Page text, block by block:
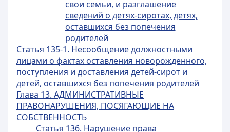
свои семьи, и разглашение
сведений о детях-сиротах, детях,
оставшихся без попечения
родителей
Статья 135-1. Несообщение должностными
лицами о фактах оставления новорожденного,
поступления и доставления детей-сирот и
детей, оставшихся без попечения родителей
Глава 13. АДМИНИСТРАТИВНЫЕ
ПРАВОНАРУШЕНИЯ, ПОСЯГАЮЩИЕ НА
СОБСТВЕННОСТЬ
Статья 136. Нарушение права